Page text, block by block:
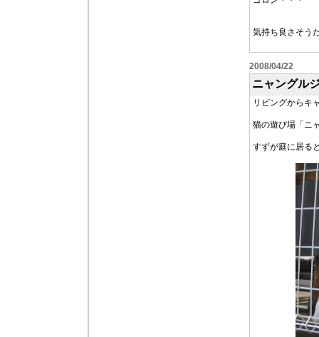
気持ち良さそう
2008/04/22
ニャングル
リビングからキ
猫の遊び場「ニ
すずが庭に居る